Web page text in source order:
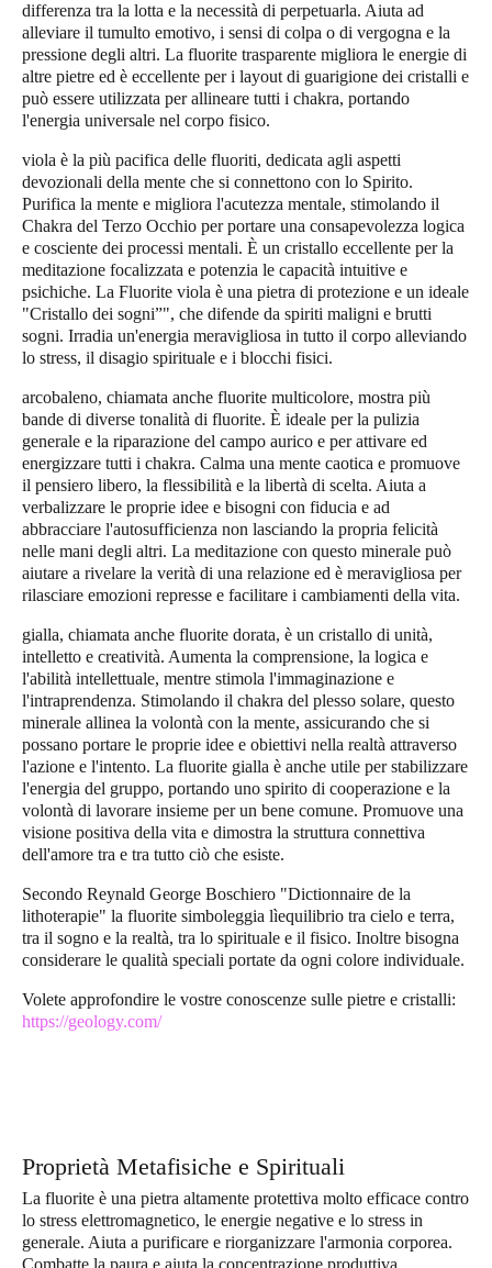
differenza tra la lotta e la necessità di perpetuarla. Aiuta ad
alleviare il tumulto emotivo, i sensi di colpa o di vergogna e la
pressione degli altri. La fluorite trasparente migliora le energie di
altre pietre ed è eccellente per i layout di guarigione dei cristalli e
può essere utilizzata per allineare tutti i chakra, portando
l'energia universale nel corpo fisico.
viola è la più pacifica delle fluoriti, dedicata agli aspetti
devozionali della mente che si connettono con lo Spirito.
Purifica la mente e migliora l'acutezza mentale, stimolando il
Chakra del Terzo Occhio per portare una consapevolezza logica
e cosciente dei processi mentali. È un cristallo eccellente per la
meditazione focalizzata e potenzia le capacità intuitive e
psichiche. La Fluorite viola è una pietra di protezione e un ideale
"Cristallo dei sogni”", che difende da spiriti maligni e brutti
sogni. Irradia un'energia meravigliosa in tutto il corpo alleviando
lo stress, il disagio spirituale e i blocchi fisici.
arcobaleno, chiamata anche fluorite multicolore, mostra più
bande di diverse tonalità di fluorite. È ideale per la pulizia
generale e la riparazione del campo aurico e per attivare ed
energizzare tutti i chakra. Calma una mente caotica e promuove
il pensiero libero, la flessibilità e la libertà di scelta. Aiuta a
verbalizzare le proprie idee e bisogni con fiducia e ad
abbracciare l'autosufficienza non lasciando la propria felicità
nelle mani degli altri. La meditazione con questo minerale può
aiutare a rivelare la verità di una relazione ed è meravigliosa per
rilasciare emozioni represse e facilitare i cambiamenti della vita.
gialla, chiamata anche fluorite dorata, è un cristallo di unità,
intelletto e creatività. Aumenta la comprensione, la logica e
l'abilità intellettuale, mentre stimola l'immaginazione e
l'intraprendenza. Stimolando il chakra del plesso solare, questo
minerale allinea la volontà con la mente, assicurando che si
possano portare le proprie idee e obiettivi nella realtà attraverso
l'azione e l'intento. La fluorite gialla è anche utile per stabilizzare
l'energia del gruppo, portando uno spirito di cooperazione e la
volontà di lavorare insieme per un bene comune. Promuove una
visione positiva della vita e dimostra la struttura connettiva
dell'amore tra e tra tutto ciò che esiste.
Secondo Reynald George Boschiero "Dictionnaire de la
lithoterapie" la fluorite simboleggia lìequilibrio tra cielo e terra,
tra il sogno e la realtà, tra lo spirituale e il fisico. Inoltre bisogna
considerare le qualità speciali portate da ogni colore individuale.
Volete approfondire le vostre conoscenze sulle pietre e cristalli:
https://geology.com/
Proprietà Metafisiche e Spirituali
La fluorite è una pietra altamente protettiva molto efficace contro
lo stress elettromagnetico, le energie negative e lo stress in
generale. Aiuta a purificare e riorganizzare l'armonia corporea.
Combatte la paura e aiuta la concentrazione produttiva.